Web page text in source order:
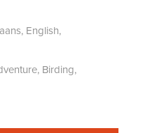
English,
Birding,